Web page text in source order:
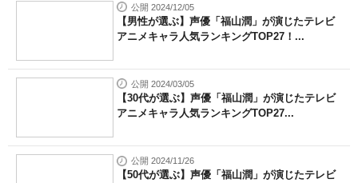
公開 2024/12/05
【男性が選ぶ】声優「福山潤」が演じたテレビ
アニメキャラ人気ランキングTOP27！...
公開 2024/03/05
【30代が選ぶ】声優「福山潤」が演じたテレビ
アニメキャラ人気ランキングTOP27...
公開 2024/11/26
【50代が選ぶ】声優「福山潤」が演じたテレビ